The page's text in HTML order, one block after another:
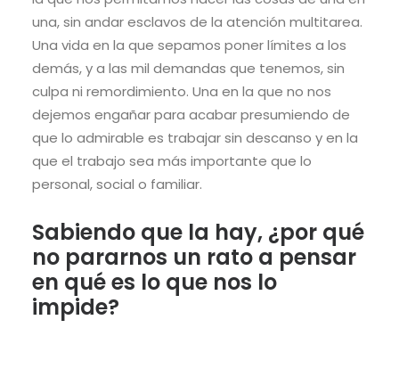
una, sin andar esclavos de la atención multitarea.
Una vida en la que sepamos poner límites a los
demás, y a las mil demandas que tenemos, sin
culpa ni remordimiento. Una en la que no nos
dejemos engañar para acabar presumiendo de
que lo admirable es trabajar sin descanso y en la
que el trabajo sea más importante que lo
personal, social o familiar.
Sabiendo que la hay, ¿por qué
no pararnos un rato a pensar
en qué es lo que nos lo
impide?